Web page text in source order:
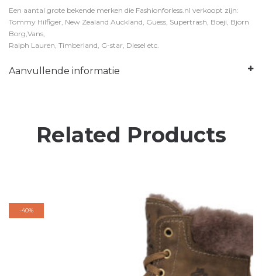
Een aantal grote bekende merken die Fashionforless.nl verkoopt zijn:
Tommy Hilfiger, New Zealand Auckland, Guess, Supertrash, Boeji, Bjorn
Borg,Vans,
Ralph Lauren, Timberland, G-star, Diesel etc.
Aanvullende informatie
Related Products
-40%